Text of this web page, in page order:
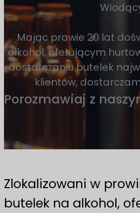
Mając prawie 20 lat
alkohol, oferującym
dostarczaniu butelek
klientów,
Porozmawiaj z
Zlokalizowani w
butelek na alkohol,